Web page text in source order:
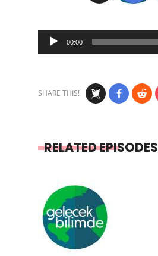
Audio
Player
00:00
SHARE THIS!
RELATED EPISODES